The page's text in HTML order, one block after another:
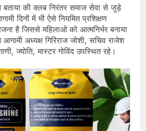
बताया की क्लब निरंतर समाज सेवा से जुड़े
दिनों में भी ऐसे नियमित प्रशिक्षण
है जिससे महिलाओ को आत्मनिर्भर बनाया
अध्यक्ष गिरिराज जोशी, सचिव राजेश
ज्योति, मास्टर गोविंद उपस्थित रहे।